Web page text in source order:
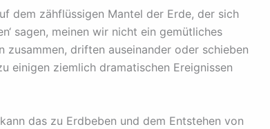
dem zähflüssigen Mantel der Erde, der sich
sagen, meinen wir nicht ein gemütliches
zusammen, driften auseinander oder schieben
einigen ziemlich dramatischen Ereignissen
das zu Erdbeben und dem Entstehen von